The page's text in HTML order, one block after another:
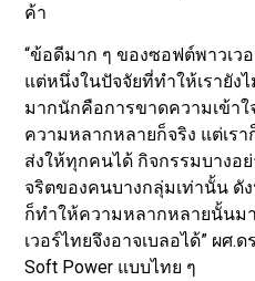
ค้า
“ข้อดีมาก ๆ ของซอฟต์พาวเว
แต่หนึ่งในปัจจัยที่ทำให้เรายัง
มากนักคือการขาดความเข้าใ
ความหลากหลายก็จริง แต่เร
ส่งให้ทุกคนได้ กิจกรรมบางอ
จริตของคนบางกลุ่มเท่านั้น ดั
ก็ทำให้ความหลากหลายนั้นม
เวอร์ไทยจึงอาจเบลอได้” ผศ
Soft Power แบบไทย ๆ